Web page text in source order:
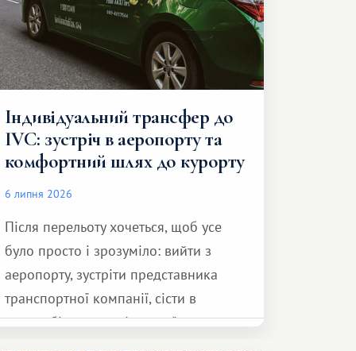
Індивідуальний трансфер до
IVC: зустріч в аеропорту та
комфортний шлях до курорту
6 липня 2026
Після перельоту хочеться, щоб усе
було просто і зрозуміло: вийти з
аеропорту, зустріти представника
транспортної компанії, сісти в
автомобіль та спокійно доїхати до